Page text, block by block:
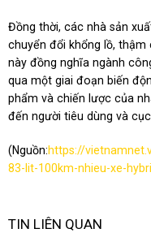
Đồng thời, các nhà sản
chuyển đổi khổng lồ,
này đồng nghĩa ngành
qua một giai đoạn biến
phẩm và chiến lược của
đến người tiêu dùng và
(Nguồn:https://
83-lit-100km-nhieu-xe-
TIN LIÊN QUAN